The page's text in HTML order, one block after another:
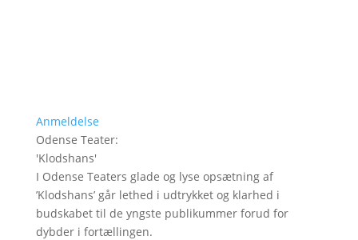
Anmeldelse
Odense Teater:
'Klodshans'
I Odense Teaters glade og lyse opsætning af
’Klodshans’ går lethed i udtrykket og klarhed i
budskabet til de yngste publikummer forud for
dybder i fortællingen.